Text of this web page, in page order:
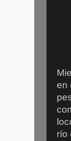
en
río